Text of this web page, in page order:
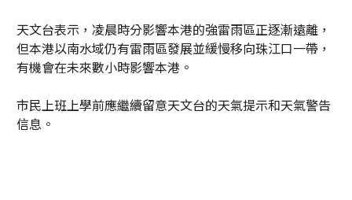
天文台表示，凌晨時分影響本港的強雷雨區正逐漸遠離，
但本港以南水域仍有雷雨區發展並緩慢移向珠江口一帶，
有機會在未來數小時影響本港。
市民上班上學前應繼續留意天文台的天氣提示和天氣警告
信息。